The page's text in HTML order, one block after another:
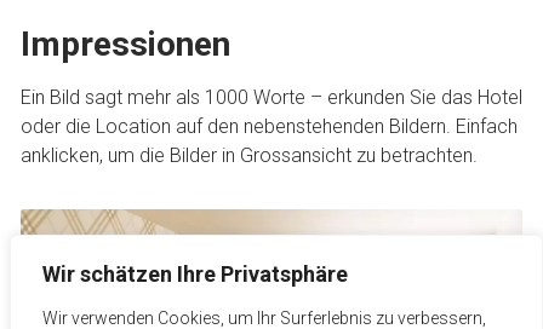
Wir schätzen Ihre Privatsphäre
Wir verwenden Cookies, um Ihr Surferlebnis zu verbessern,
Impressionen
Ein Bild sagt mehr als 1000 Worte – erkunden Sie das Hotel
oder die Location auf den nebenstehenden Bildern. Einfach
anklicken, um die Bilder in Grossansicht zu betrachten.